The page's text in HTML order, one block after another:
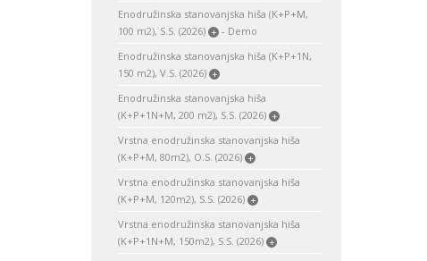
Enodružinska stanovanjska hiša (K+P+M,
100 m2), S.S. (2026) + - Demo
Enodružinska stanovanjska hiša (K+P+1N,
150 m2), V.S. (2026) +
Enodružinska stanovanjska hiša
(K+P+1N+M, 200 m2), S.S. (2026) +
Vrstna enodružinska stanovanjska hiša
(K+P+M, 80m2), O.S. (2026) +
Vrstna enodružinska stanovanjska hiša
(K+P+M, 120m2), S.S. (2026) +
Vrstna enodružinska stanovanjska hiša
(K+P+1N+M, 150m2), S.S. (2026) +